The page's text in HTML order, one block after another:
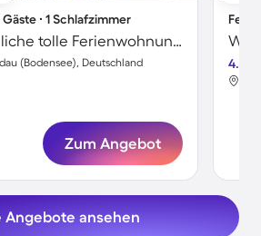
∙ 1 Schlafzimmer
Familienfreundliche tolle Ferienwohnung mit Garten, Terrasse und Pool | Gartenblick
(Bodensee), Deutschland
Zum Angebot
4.6
Angebote ansehen